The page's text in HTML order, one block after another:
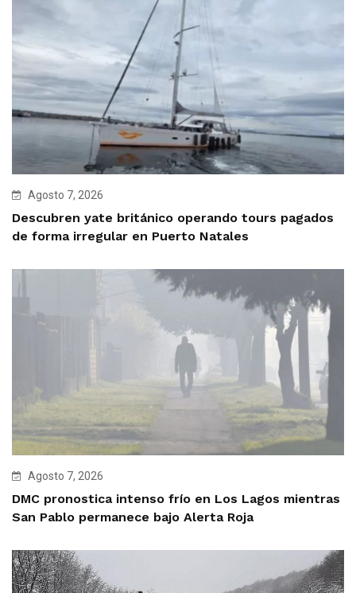
Agosto 7, 2026
Descubren yate británico operando tours pagados
de forma irregular en Puerto Natales
Agosto 7, 2026
DMC pronostica intenso frío en Los Lagos mientras
San Pablo permanece bajo Alerta Roja